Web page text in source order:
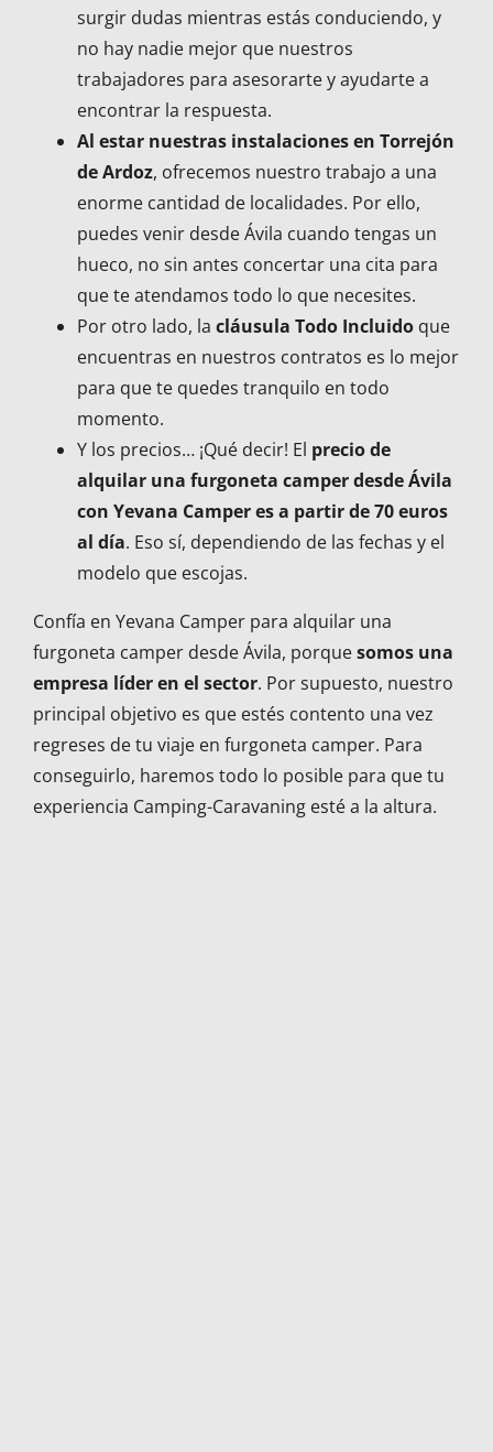
surgir dudas mientras estás conduciendo, y
no hay nadie mejor que nuestros
trabajadores para asesorarte y ayudarte a
encontrar la respuesta.
Al estar nuestras instalaciones en Torrejón
de Ardoz, ofrecemos nuestro trabajo a una
enorme cantidad de localidades. Por ello,
puedes venir desde Ávila cuando tengas un
hueco, no sin antes concertar una cita para
que te atendamos todo lo que necesites.
Por otro lado, la cláusula Todo Incluidoque
encuentras en nuestros contratos es lo mejor
para que te quedes tranquilo en todo
momento.
Y los precios… ¡Qué decir! El precio de
alquilar una furgoneta camper desde Ávila
con Yevana Camper es a partir de 70 euros
al día. Eso sí, dependiendo de las fechas y el
modelo que escojas.
Confía en Yevana Camper para alquilar una
furgoneta camper desde Ávila, porquesomos una
empresa líder en el sector. Por supuesto, nuestro
principal objetivo es que estés contento una vez
regreses de tu viaje en furgoneta camper. Para
conseguirlo, haremos todo lo posible para que tu
experiencia Camping-Caravaning esté a la altura.